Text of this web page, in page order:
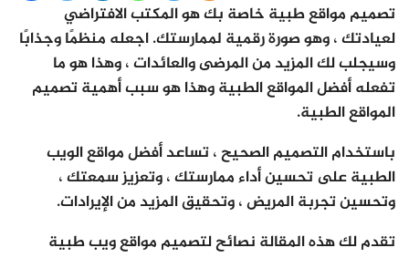
تصميم مواقع طبية خاصة بك هو المكتب الافتراضي
لعيادتك ، وهو صورة رقمية لممارستك. اجعله منظمًا وجذابًا
وسيجلب لك المزيد من المرضى والعائدات ، وهذا هو ما
تفعله أفضل المواقع الطبية وهذا هو سبب أهمية تصميم
المواقع الطبية.
باستخدام التصميم الصحيح ، تساعد أفضل مواقع الويب
الطبية على تحسين أداء ممارستك ، وتعزيز سمعتك ،
وتحسين تجربة المريض ، وتحقيق المزيد من الإيرادات.
تقدم لك هذه المقالة نصائح لتصميم مواقع ويب طبية